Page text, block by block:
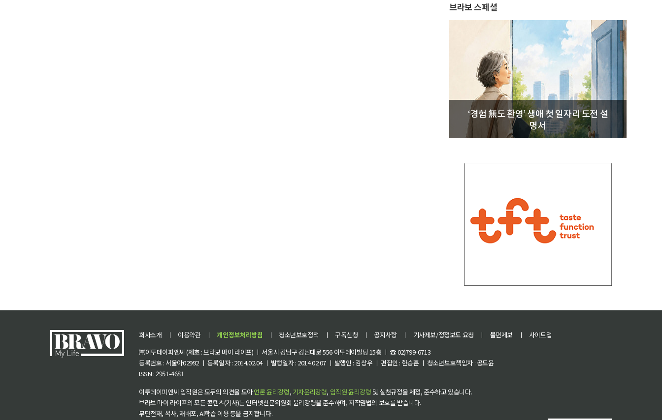
브라보 스페셜
‘경험 無도 환영’ 생애 첫 일자리 도전 설
명서
회사소개 ㅣ 이용약관 ㅣ 개인정보처리방침 ㅣ 청소년보호정책 ㅣ 구독신청 ㅣ 공지사항 ㅣ 기사제보/정정보도 요청 ㅣ 불편제보 ㅣ
사이트맵
㈜이투데이피엔씨 (제호 : 브라보 마이 라이프) ㅣ 서울시 강남구 강남대로 556 이투데이빌딩 15층 ㅣ ☎ 02)799-6713
등록번호 : 서울아02992 ㅣ 등록일자 : 2014.02.04 ㅣ 발행일자 : 2014.02.07 ㅣ 발행인 : 김상우 ㅣ 편집인 : 한승훈 ㅣ 청소년보호책임자 : 공도윤
ISSN : 2951-4681
이투데이피엔씨 임직원은 모두의 의견을 모아언론 윤리강령, 기자윤리강령, 임직원 윤리강령 및 실천규정을 제정, 준수하고 있습니다.
브라보 마이 라이프의 모든 콘텐츠(기사)는 인터넷신문위원회 윤리강령을 준수하며, 저작권법의 보호를 받습니다.
무단전재, 복사, 재배포, AI학습 이용 등을 금지합니다.